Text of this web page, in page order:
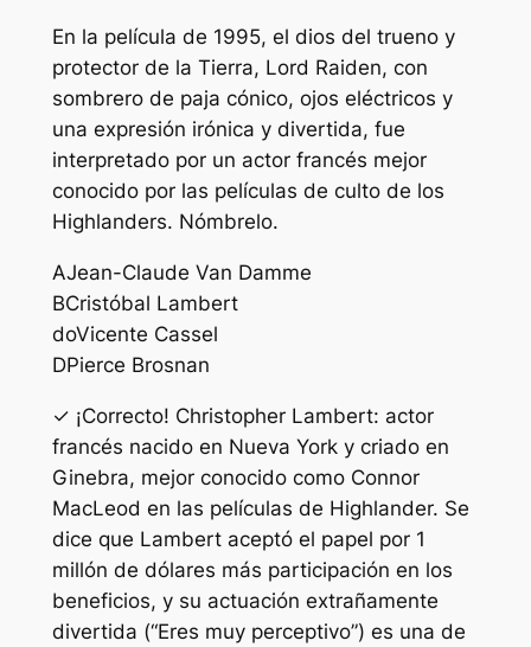
En la película de 1995, el dios del trueno y
protector de la Tierra, Lord Raiden, con
sombrero de paja cónico, ojos eléctricos y
una expresión irónica y divertida, fue
interpretado por un actor francés mejor
conocido por las películas de culto de los
Highlanders. Nómbrelo.
AJean-Claude Van Damme
BCristóbal Lambert
doVicente Cassel
DPierce Brosnan
✓ ¡Correcto! Christopher Lambert: actor
francés nacido en Nueva York y criado en
Ginebra, mejor conocido como Connor
MacLeod en las películas de Highlander. Se
dice que Lambert aceptó el papel por 1
millón de dólares más participación en los
beneficios, y su actuación extrañamente
divertida (“Eres muy perceptivo”) es una de